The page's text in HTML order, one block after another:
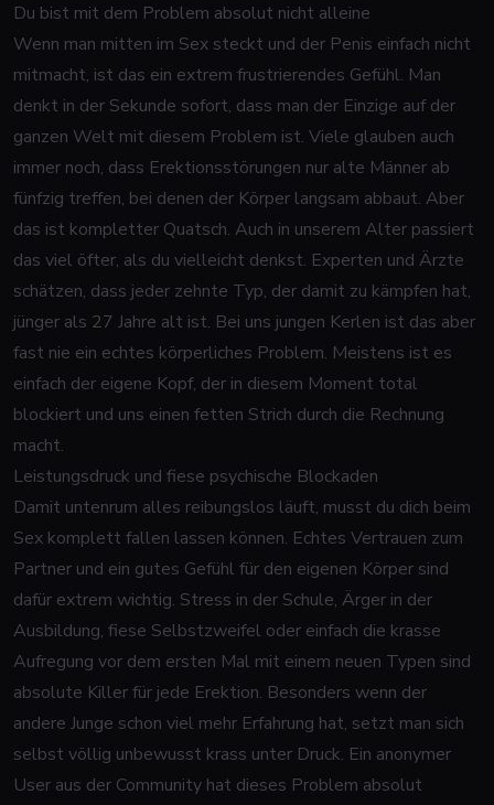
Du bist mit dem Problem absolut nicht alleine
Wenn man mitten im Sex steckt und der Penis einfach nicht
mitmacht, ist das ein extrem frustrierendes Gefühl. Man
denkt in der Sekunde sofort, dass man der Einzige auf der
ganzen Welt mit diesem Problem ist. Viele glauben auch
immer noch, dass Erektionsstörungen nur alte Männer ab
fünfzig treffen, bei denen der Körper langsam abbaut. Aber
das ist kompletter Quatsch. Auch in unserem Alter passiert
das viel öfter, als du vielleicht denkst. Experten und Ärzte
schätzen, dass jeder zehnte Typ, der damit zu kämpfen hat,
jünger als 27 Jahre alt ist. Bei uns jungen Kerlen ist das aber
fast nie ein echtes körperliches Problem. Meistens ist es
einfach der eigene Kopf, der in diesem Moment total
blockiert und uns einen fetten Strich durch die Rechnung
macht.
Leistungsdruck und fiese psychische Blockaden
Damit untenrum alles reibungslos läuft, musst du dich beim
Sex komplett fallen lassen können. Echtes Vertrauen zum
Partner und ein gutes Gefühl für den eigenen Körper sind
dafür extrem wichtig. Stress in der Schule, Ärger in der
Ausbildung, fiese Selbstzweifel oder einfach die krasse
Aufregung vor dem ersten Mal mit einem neuen Typen sind
absolute Killer für jede Erektion. Besonders wenn der
andere Junge schon viel mehr Erfahrung hat, setzt man sich
selbst völlig unbewusst krass unter Druck. Ein anonymer
User aus der Community hat dieses Problem absolut